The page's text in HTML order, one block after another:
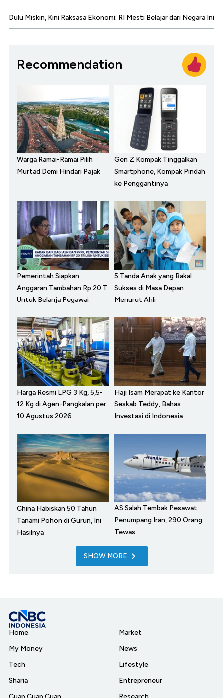
Dulu Miskin, Kini Raksasa Ekonomi: RI Mesti Belajar dari Negara Ini
Recommendation
Warga Ramai-Ramai Pilih
Murtad Demi Hindari Pajak
Gen Z Kompak Tinggalkan
Smartphone, Kompak Pindah
ke Penggantinya
Pemerintah Siapkan
Anggaran Tambahan Rp 20 T
Untuk Belanja Pegawai
5 Tanda Anak yang Bakal
Sukses di Masa Depan
Menurut Ahli
Harga Resmi LPG 3 Kg, 5,5-
12 Kg di Agen-Pangkalan per
10 Agustus 2026
Haji Isam Merapat ke Kantor
Seskab Teddy, Bahas
Investasi di Indonesia
China Habiskan 50 Tahun
Tanami Pohon di Gurun, Ini
Hasilnya
AS Salah Tembak Pesawat
Penumpang Iran, 290 Orang
Tewas
SHOW MORE
Home
My Money
Tech
Sharia
Cuap Cuap Cuan
Market
News
Lifestyle
Entrepreneur
Research